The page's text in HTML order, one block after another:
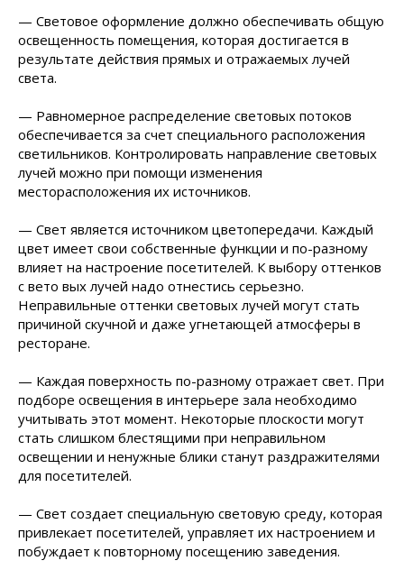
— Световое оформление должно обеспечивать общую
освещенность помещения, которая достигается в
результате действия прямых и отражаемых лучей
света.
— Равномерное распределение световых потоков
обеспечивается за счет специального расположения
светильников. Контролировать направление световых
лучей можно при помощи изменения
месторасположения их источников.
— Свет является источником цветопередачи. Каждый
цвет имеет свои собственные функции и по-разному
влияет на настроение посетителей. К выбору оттенков
с вето вых лучей надо отнестись серьезно.
Неправильные оттенки световых лучей могут стать
причиной скучной и даже угнетающей атмосферы в
ресторане.
— Каждая поверхность по-разному отражает свет. При
подборе освещения в интерьере зала необходимо
учитывать этот момент. Некоторые плоскости могут
стать слишком блестящими при неправильном
освещении и ненужные блики станут раздражителями
для посетителей.
— Свет создает специальную световую среду, которая
привлекает посетителей, управляет их настроением и
побуждает к повторному посещению заведения.